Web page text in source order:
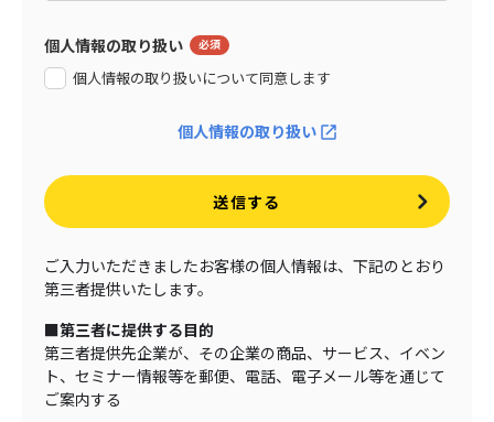
個人情報の取り扱い
個人情報の取り扱いについて同意します
個人情報の取り扱い
送信する
ご入力いただきましたお客様の個人情報は、下記のとおり
第三者提供いたします。
■第三者に提供する目的
第三者提供先企業が、その企業の商品、サービス、イベン
ト、セミナー情報等を郵便、電話、電子メール等を通じて
ご案内する